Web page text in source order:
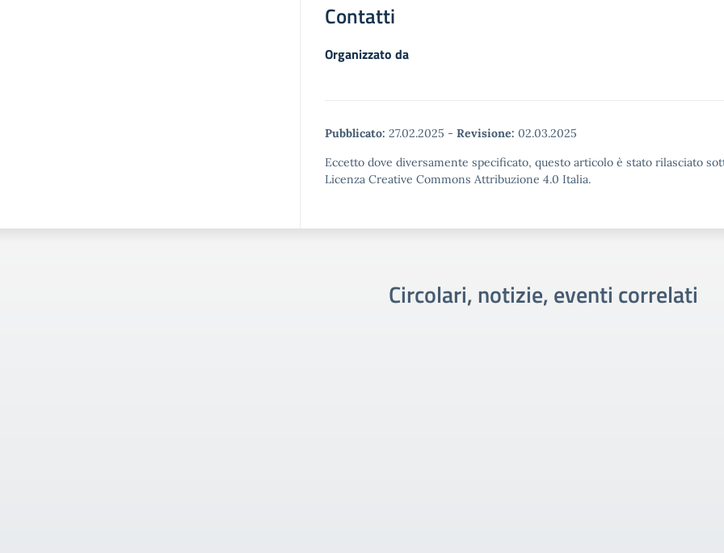
Contatti
Organizzato da
Pubblicato: 27.02.2025 - Revisione: 02.03.2025
Eccetto dove diversamente specificato, questo articolo è stato rilasciato
Licenza Creative Commons Attribuzione 4.0 Italia.
Circolari, notizie, eventi correlati